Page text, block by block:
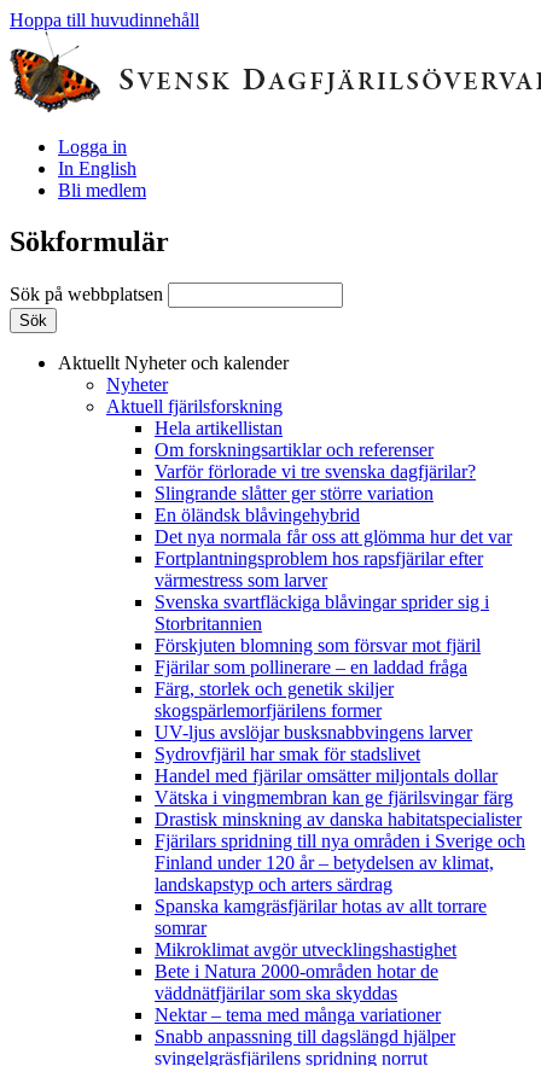
Hoppa till huvudinnehåll
Logga in
In English
Bli medlem
Sökformulär
Sök på webbplatsen
Aktuellt Nyheter och kalender
Nyheter
Aktuell fjärilsforskning
Hela artikellistan
Om forskningsartiklar och referenser
Varför förlorade vi tre svenska dagfjärilar?
Slingrande slåtter ger större variation
En öländsk blåvingehybrid
Det nya normala får oss att glömma hur det var
Fortplantningsproblem hos rapsfjärilar efter
värmestress som larver
Svenska svartfläckiga blåvingar sprider sig i
Storbritannien
Förskjuten blomning som försvar mot fjäril
Fjärilar som pollinerare – en laddad fråga
Färg, storlek och genetik skiljer
skogspärlemorfjärilens former
UV-ljus avslöjar busksnabbvingens larver
Sydrovfjäril har smak för stadslivet
Handel med fjärilar omsätter miljontals dollar
Vätska i vingmembran kan ge fjärilsvingar färg
Drastisk minskning av danska habitatspecialister
Fjärilars spridning till nya områden i Sverige och
Finland under 120 år– betydelsen av klimat,
landskapstyp och arters särdrag
Spanska kamgräsfjärilar hotas av allt torrare
somrar
Mikroklimat avgör utvecklingshastighet
Bete i Natura 2000-områden hotar de
väddnätfjärilar som ska skyddas
Nektar – tema med många variationer
Snabb anpassning till dagslängd hjälper
svingelgräsfjärilens spridning norrut